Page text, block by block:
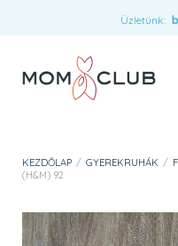
Üzletünk:
KEZDŐLAP / GYEREKRUHÁK /
(H&M) 92